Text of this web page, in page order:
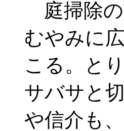
庭掃除の
むやみに
こる。と
サバサと
や信介も